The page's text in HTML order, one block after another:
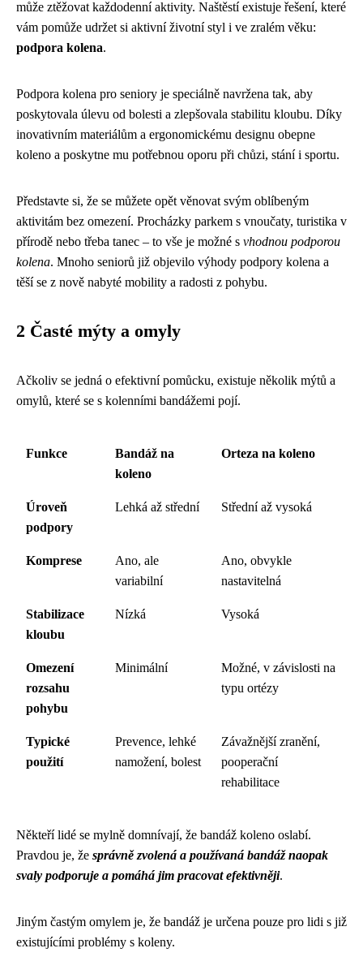
může ztěžovat každodenní aktivity. Naštěstí existuje řešení, které
vám pomůže udržet si aktivní životní styl i ve zralém věku:
podpora kolena.
Podpora kolena pro seniory je speciálně navržena tak, aby
poskytovala úlevu od bolesti a zlepšovala stabilitu kloubu. Díky
inovativním materiálům a ergonomickému designu obepne
koleno a poskytne mu potřebnou oporu při chůzi, stání i sportu.
Představte si, že se můžete opět věnovat svým oblíbeným
aktivitám bez omezení. Procházky parkem s vnoučaty, turistika v
přírodě nebo třeba tanec – to vše je možné s vhodnou podporou
kolena. Mnoho seniorů již objevilo výhody podpory kolena a
těší se z nově nabyté mobility a radosti z pohybu.
2 Časté mýty a omyly
Ačkoliv se jedná o efektivní pomůcku, existuje několik mýtů a
omylů, které se s kolenními bandážemi pojí.
Funkce
Bandáž na
koleno
Orteza na koleno
Úroveň
podpory
Lehká až střední Střední až vysoká
Komprese
Ano, ale
variabilní
Ano, obvykle
nastavitelná
Stabilizace
kloubu
Nízká Vysoká
Omezení
rozsahu
pohybu
Minimální
Možné, v závislosti na
typu ortézy
Typické
použití
Prevence, lehké
namožení, bolest
Závažnější zranění,
pooperační
rehabilitace
Někteří lidé se mylně domnívají, že bandáž koleno oslabí.
Pravdou je, že správně zvolená a používaná bandáž naopak
svaly podporuje a pomáhá jim pracovat efektivněji.
Jiným častým omylem je, že bandáž je určena pouze pro lidi s již
existujícími problémy s koleny.